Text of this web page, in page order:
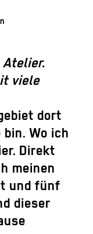
viele
dort
Wo ich
Direkt
meinen
und fünf
dieser